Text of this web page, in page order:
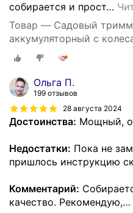
собирается и прост…
Товар — Садовый
аккумуляторный с
1800вт, 18000 об/мин
Ольга П.
199 отзывов
28 августа 2024
Достоинства: Мощный,
Недостатки: Пока не
пришлось инструкцию
Комментарий:
качество. Рекомендую,…